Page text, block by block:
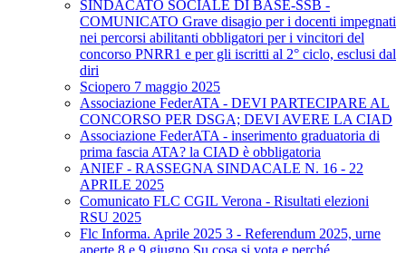
SINDACATO SOCIALE DI BASE-SSB -
COMUNICATO Grave disagio per i docenti impegnati
nei percorsi abilitanti obbligatori per i vincitori del
concorso PNRR1 e per gli iscritti al 2° ciclo, esclusi dal
diri
Sciopero 7 maggio 2025
Associazione FederATA - DEVI PARTECIPARE AL
CONCORSO PER DSGA; DEVI AVERE LA CIAD
Associazione FederATA - inserimento graduatoria di
prima fascia ATA? la CIAD è obbligatoria
ANIEF - RASSEGNA SINDACALE N. 16 - 22
APRILE 2025
Comunicato FLC CGIL Verona - Risultati elezioni
RSU 2025
Flc Informa. Aprile 2025 3 - Referendum 2025, urne